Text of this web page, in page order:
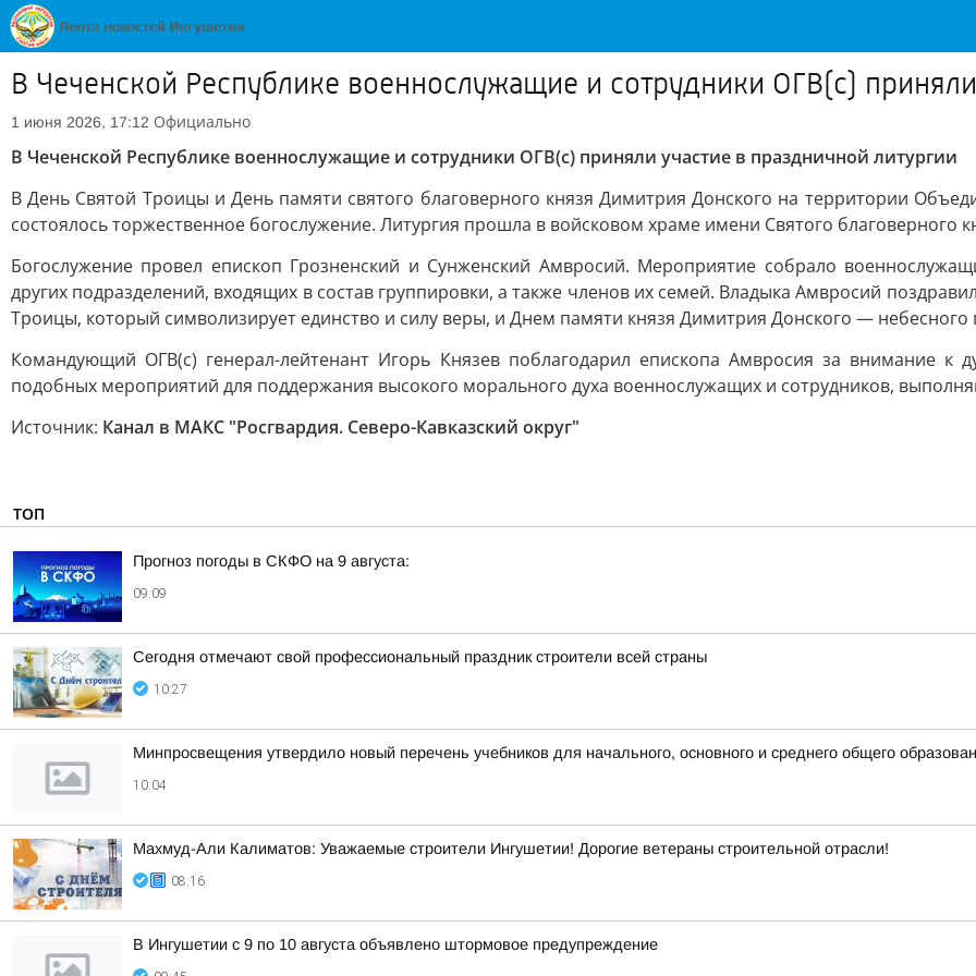
В Чеченской Республике военнослужащие и сотрудники ОГВ(с)
1 июня 2026, 17:12 Официально
В Чеченской Республике военнослужащие и сотрудники ОГВ(с) приняли участие в праздничной литургии
В День Святой Троицы и День памяти святого благоверного князя Димитрия Донского на территории
состоялось торжественное богослужение. Литургия прошла в войсковом храме имени Святого благоверного
Богослужение провел епископ Грозненский и Сунженский Амвросий. Мероприятие собрало
других подразделений, входящих в состав группировки, а также членов их семей. Владыка Амвросий
Троицы, который символизирует единство и силу веры, и Днем памяти князя Димитрия Донского — небесного
Командующий ОГВ(с) генерал-лейтенант Игорь Князев поблагодарил епископа Амвросия за внимание к
подобных мероприятий для поддержания высокого морального духа военнослужащих и сотрудников,
Источник: Канал в МАКС "Росгвардия. Северо-Кавказский округ"
ТОП
Прогноз погоды в СКФО на 9 августа:
09:09
Сегодня отмечают свой профессиональный праздник строители всей страны
10:27
Минпросвещения утвердило новый перечень учебников для начального, основного и среднего общего
10:04
Махмуд-Али Калиматов: Уважаемые строители Ингушетии! Дорогие ветераны строительной отрасли!
08:16
В Ингушетии с 9 по 10 августа объявлено штормовое предупреждение